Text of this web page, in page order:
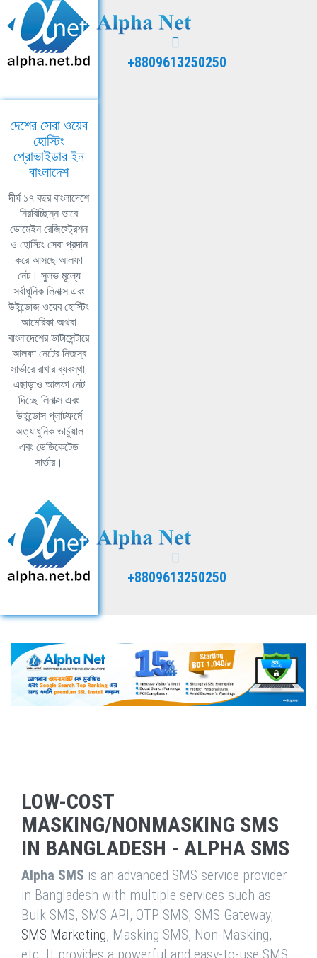
+8809613250250
দেশের সেরা ওয়েব
হোস্টিং
প্রোভাইডার ইন
বাংলাদেশ
দীর্ঘ ১৭ বছর বাংলাদেশে
নিরবিচ্ছিন্ন ভাবে
ডোমেইন রেজিস্ট্রেশন
ও হোস্টিং সেবা প্রদান
করে আসছে আলফা
নেট। সুলভ মূল্যে
সর্বাধুনিক লিনাক্স এবং
উইন্ডোজ ওয়েব হোস্টিং
আমেরিকা অথবা
বাংলাদেশের ডাটাসেন্টারে
আলফা নেটের নিজস্ব
সার্ভারে রাখার ব্যবস্থা,
এছাড়াও আলফা নেট
দিচ্ছে লিনাক্স এবং
উইন্ডোস প্লাটফর্মে
অত্যাধুনিক ভার্চুয়াল
এবং ডেডিকেটেড
সার্ভার।
+8809613250250
LOW-COST
MASKING/NONMASKING SMS
IN BANGLADESH - ALPHA SMS
Alpha SMS is an advanced SMS service provider
in Bangladesh with multiple services such as
Bulk SMS, SMS API, OTP SMS, SMS Gateway,
SMS Marketing, Masking SMS, Non-Masking,